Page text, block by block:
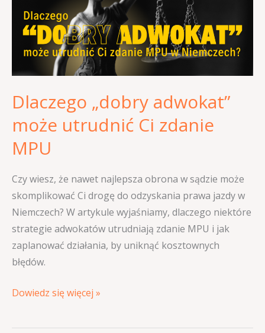
Dlaczego „dobry adwokat”
może utrudnić Ci zdanie
MPU
Czy wiesz, że nawet najlepsza obrona w sądzie może
skomplikować Ci drogę do odzyskania prawa jazdy w
Niemczech? W artykule wyjaśniamy, dlaczego niektóre
strategie adwokatów utrudniają zdanie MPU i jak
zaplanować działania, by uniknąć kosztownych
błędów.
utrudnić
zdanie
Dowiedz się więcej »